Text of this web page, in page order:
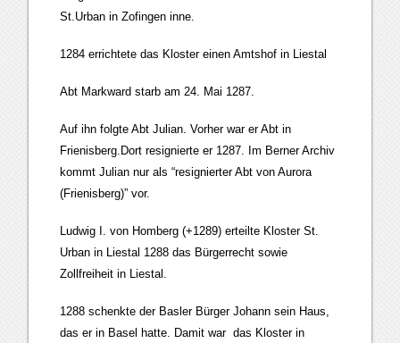
St.Urban in Zofingen inne.
1284 errichtete das Kloster einen Amtshof in Liestal
Abt Markward starb am 24. Mai 1287.
Auf ihn folgte Abt Julian. Vorher war er Abt in
Frienisberg.Dort resignierte er 1287. Im Berner Archiv
kommt Julian nur als “resignierter Abt von Aurora
(Frienisberg)” vor.
Ludwig I. von Homberg (+1289) erteilte Kloster St.
Urban in Liestal 1288 das Bürgerrecht sowie
Zollfreiheit in Liestal.
1288 schenkte der Basler Bürger Johann sein Haus,
das er in Basel hatte. Damit war das Kloster in